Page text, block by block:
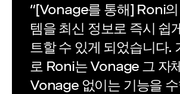
“[Vonage를 통해] Roni
템을 최신 정보로 즉시 쉽
트할 수 있게 되었습니다.
로 Roni는 Vonage 그 자
Vonage 없이는 기능을